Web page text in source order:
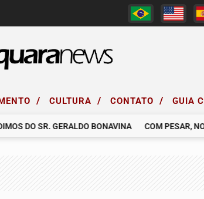
/ CULTURA / CONTATO / GUIA
DO SR. GERALDO BONAVINA COM PESAR, NOS